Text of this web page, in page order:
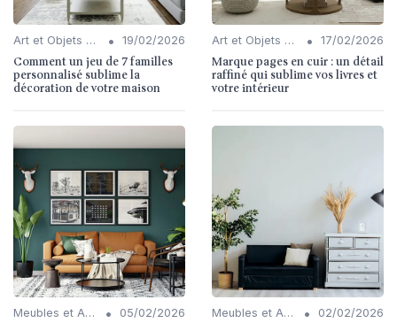
Art et Objets Décoratifs • 19/02/2026
Comment un jeu de 7 familles
personnalisé sublime la
décoration de votre maison
Art et Objets Décoratifs • 17/02/2026
Marque pages en cuir : un détail
raffiné qui sublime vos livres et
votre intérieur
Meubles et Accessoires • 05/02/2026 Meubles et Accessoires • 02/02/2026